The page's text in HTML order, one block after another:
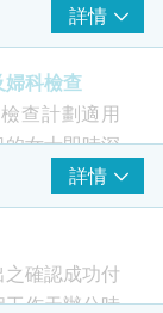
詳情
科檢查
查計劃適用
女士即時深
抗原測試,並
症指標。
萬宗, 隨著社
觸感染無處
詳情
確認成功付
作天辦公時